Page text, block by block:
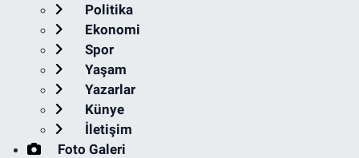
Politika
Ekonomi
Spor
Yaşam
Yazarlar
Künye
İletişim
Foto Galeri